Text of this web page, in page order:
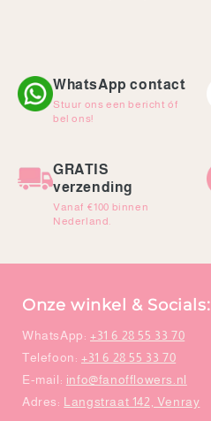
WhatsApp contact
Stuur ons een bericht óf
bel ons!
GRATIS
verzending
Vanaf €100 binnen
Nederland.
Onze winkel & Socials:
WhatsApp: +31 6 28 55 33 70
Telefoon: +31 6 28 55 33 70
E-mail: info@fanofflowers.nl
Adres: Langstraat 142, Venray